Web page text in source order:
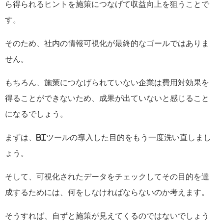
ら得られるヒントを施策につなげて収益向上を狙うことで
す。
そのため、社内の情報可視化が最終的なゴールではありま
せん。
もちろん、施策につなげられていない企業は費用対効果を
得ることができないため、成果が出ていないと感じること
になるでしょう。
まずは、 BIツールの導入した目的をもう一度洗い直しまし
ょう。
そして、可視化されたデータをチェックしてその目的を達
成するためには、何をしなければならないのか考えます。
そうすれば、自ずと施策が見えてくるのではないでしょう